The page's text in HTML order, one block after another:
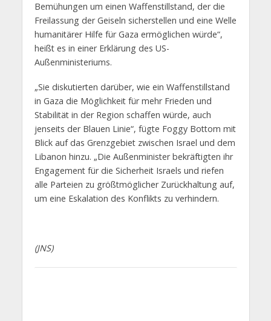
Bemühungen um einen Waffenstillstand, der die
Freilassung der Geiseln sicherstellen und eine Welle
humanitärer Hilfe für Gaza ermöglichen würde“,
heißt es in einer Erklärung des US-
Außenministeriums.
„Sie diskutierten darüber, wie ein Waffenstillstand
in Gaza die Möglichkeit für mehr Frieden und
Stabilität in der Region schaffen würde, auch
jenseits der Blauen Linie“, fügte Foggy Bottom mit
Blick auf das Grenzgebiet zwischen Israel und dem
Libanon hinzu. „Die Außenminister bekräftigten ihr
Engagement für die Sicherheit Israels und riefen
alle Parteien zu größtmöglicher Zurückhaltung auf,
um eine Eskalation des Konflikts zu verhindern.
(JNS)